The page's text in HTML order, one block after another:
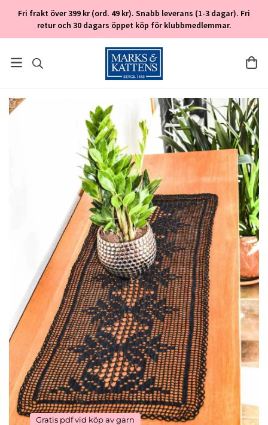
Fri frakt över 399 kr (ord. 49 kr). Snabb leverans (1-3 dagar). Fri
retur och 30 dagars öppet köp för klubbmedlemmar.
Gratis pdf vid köp av garn